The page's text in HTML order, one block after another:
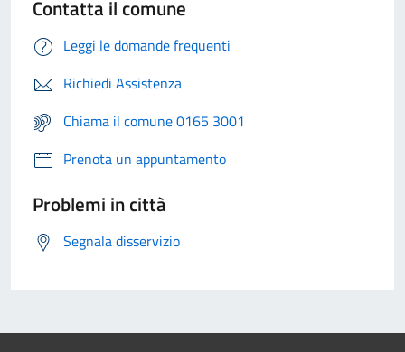
Contatta il comune
Leggi le domande frequenti
Richiedi Assistenza
Chiama il comune 0165 3001
Prenota un appuntamento
Problemi in città
Segnala disservizio